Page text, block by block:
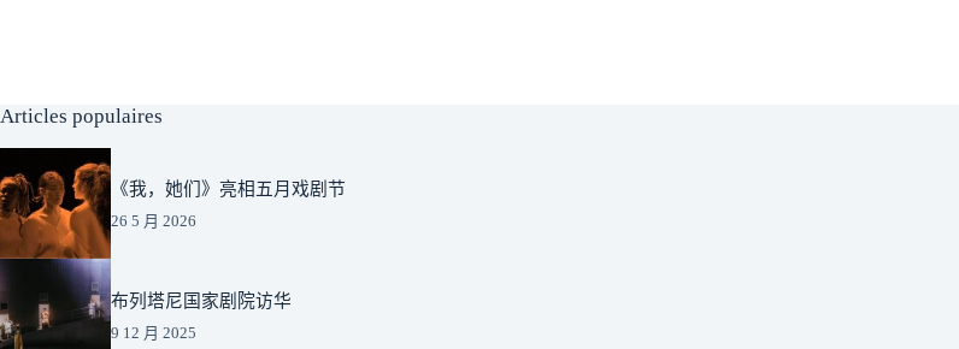
Articles populaires
《我，她们》亮相五月戏剧节
26 5 月 2026
布列塔尼国家剧院访华
9 12 月 2025